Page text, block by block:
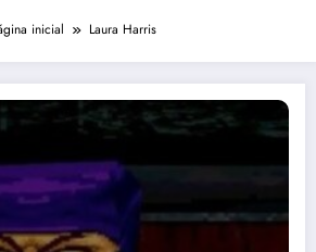
inicial Laura Harris